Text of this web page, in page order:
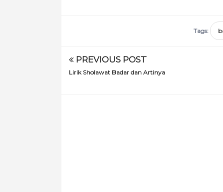
Tags:
PREVIOUS POST
Lirik Sholawat Badar dan Artinya